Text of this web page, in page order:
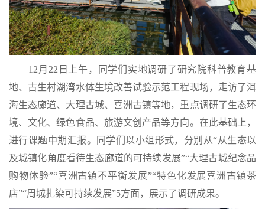
12月22日上午，同学们实地调研了研究院科普教育基
地、古生村湖湾水体生境改善试验示范工程现场，走访了洱
海生态廊道、大理古城、喜洲古镇等地，重点调研了生态环
境、文化、绿色食品、旅游文创产品等方向。在此基础上，
进行课题中期汇报。同学们以小组形式，分别从“从生态以
及城镇化角度看待生态廊道的可持续发展”“大理古城纪念品
购物体验”“喜洲古镇不平衡发展”“特色化发展喜洲古镇茶
店”“周城扎染可持续发展”5方面，展示了调研成果。